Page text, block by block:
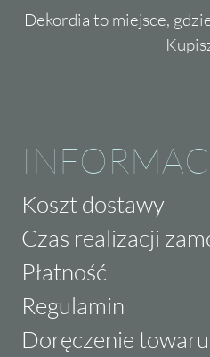
Dekordia to miejsce,
Koszt dostawy
Czas realizacji
Płatność
Regulamin
Doręczenie towaru